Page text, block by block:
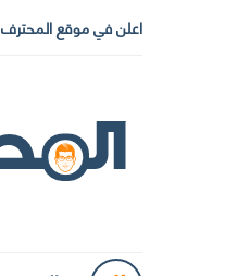
اعلن في موقع المحترف